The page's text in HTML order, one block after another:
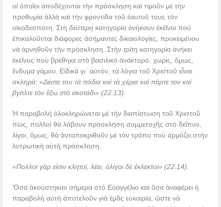
οἱ ὁποῖοι ἀποδέχονται τὴν πρόσκληση καὶ τιμοῦν μὲ τὴν
προθυμία ἀλλὰ καὶ τὴν φροντίδα τοῦ ἑαυτοῦ τους τὸν
οἰκοδεσπότη. Στὴδεύτερη κατηγορία ἀνήκουν ἐκεῖνοι ποὺ
ἐπικαλοῦνται διάφορες ἀσήμαντες δικαιολογίες, προκειμένου
νὰ ἀρνηθοῦν τὴν πρόσκληση. Στὴντρίτη κατηγορία ἀνήκει
ἐκεῖνος ποὺ βρέθηκε στὸ βασιλικὸ ἀνάκτορο, χωρίς, ὅμως,
ἔνδυμα γάμου. Εἰδικὰ γι΄ αὐτόν, τὰ λόγια τοῦ Χριστοῦ εἶναι
σκληρά: «Δέστε του τὰ πόδια καὶ τὰ χέρια καὶ πάρτε τον καὶ
βγάλτε τὸν ἔξω στὸ σκοτάδι» (22:13).
Ἡ παραβολὴ ὁλοκληρώνεται μὲ τὴν διαπίστωση τοῦ Χριστοῦ
πώς, πολλοὶ θὰ λάβουν πρόσκληση συμμετοχῆς στὸ δεῖπνο,
λίγοι, ὅμως, θὰ ἀνταποκριθοῦν μὲ τὸν τρόπο ποὺ ἁρμόζει στὴν
λυτρωτικὴ αὐτὴ πρόσκληση.
«Πολλοὶ γὰρ εἰσιν κλητοί, λέει, ὀλίγοι δὲ ἐκλεκτοὶ» (22:14).
Ὅσα ἀκούστηκαν σήμερα στὸ Εὐαγγέλιο καὶ ὅσα ἀναφέρει ἡ
παραβολὴ αὐτὴ ἀποτελοῦν γιὰ ἐμᾶς εὐκαιρία, ὥστε νὰ